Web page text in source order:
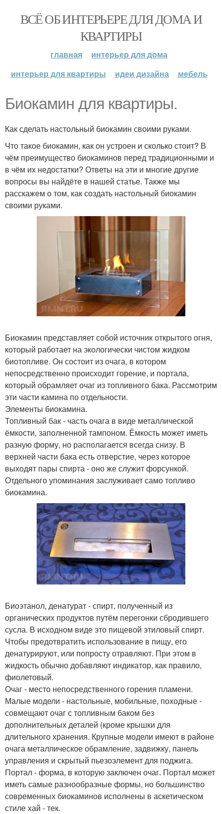
ВСЁ ОБ ИНТЕРЬЕРЕ ДЛЯ ДОМА И
КВАРТИРЫ
главная
интерьер для дома
интерьер для квартиры
идеи дизайна мебель
Биокамин для квартиры.
Как сделать настольный биокамин своими руками.
Что такое биокамин, как он устроен и сколько стоит? В
чём преимущество биокаминов перед традиционными и
в чём их недостатки? Ответы на эти и многие другие
вопросы вы найдёте в нашей статье. Также мы
расскажем о том, как создать настольный биокамин
своими руками.
Биокамин представляет собой источник открытого огня,
который работает на экологически чистом жидком
биотопливе. Он состоит из очага, в котором
непосредственно происходит горение, и портала,
который обрамляет очаг из топливного бака. Рассмотрим
эти части камина по отдельности.
Элементы биокамина.
Топливный бак - часть очага в виде металлической
ёмкости, заполненной тампоном. Ёмкость может иметь
разную форму, но располагается всегда снизу. В
верхней части бака есть отверстие, через которое
выходят пары спирта - оно же служит форсункой.
Отдельного упоминания заслуживает само топливо
биокамина.
Биоэтанол, денатурат - спирт, полученный из
органических продуктов путём перегонки сбродившего
сусла. В исходном виде это пищевой этиловый спирт.
Чтобы предотвратить использование в пищу, его
денатурируют, или попросту отравляют. При этом в
жидкость обычно добавляют индикатор, как правило,
фиолетовый.
Очаг - место непосредственного горения пламени.
Малые модели - настольные, мобильные, походные -
совмещают очаг с топливным баком без
дополнительных деталей (кроме крышки для
длительного хранения. Крупные модели имеют в районе
очага металлическое обрамление, задвижку, панель
управления и скрытый пьезоэлемент для поджига.
Портал - форма, в которую заключен очаг. Портал может
иметь самые разнообразные формы, но большинство
современных биокаминов исполнены в аскетическом
стиле хай - тек.